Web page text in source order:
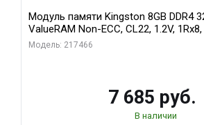
Модуль памяти Kingston 8GB DDR4
ValueRAM Non-ECC, CL22, 1.2V, 1Rx8,
Модель: 217466
7 685 руб.
В наличии